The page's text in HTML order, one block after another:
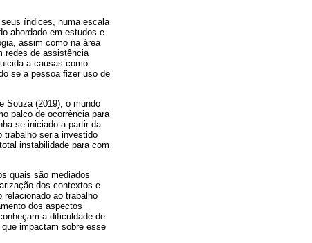
índices, numa escala
abordado em estudos e
assim como na área
redes de assistência
a causas como
se a pessoa fizer uso de
Souza (2019), o mundo
palco de ocorrência para
se iniciado a partir da
trabalho seria investido
instabilidade para com
quais são mediados
dos contextos e
ao trabalho
dos aspectos
a dificuldade de
impactam sobre esse